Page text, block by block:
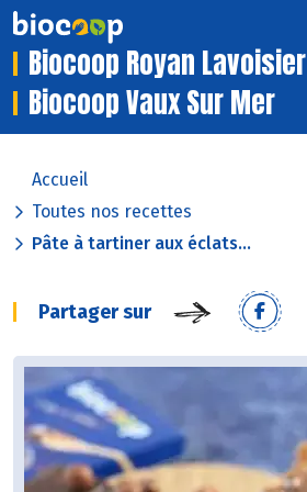
Biocoop Royan Lavoisier
Biocoop Vaux Sur Mer
Accueil
Toutes nos recettes
Pâte à tartiner aux éclats...
Partager sur